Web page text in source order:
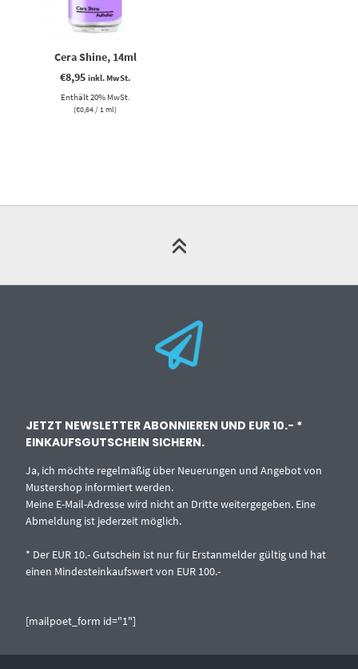
Cera Shine, 14ml
€8,95 inkl. MwSt.
Enthält 20% MwSt.
(€0,64/ 1 ml)
JETZT NEWSLETTER ABONNIEREN UND EUR 10.- *
EINKAUFSGUTSCHEIN SICHERN.
Ja, ich möchte regelmäßig über Neuerungen und Angebot von
Mustershop informiert werden.
Meine E-Mail-Adresse wird nicht an Dritte weitergegeben. Eine
Abmeldung ist jederzeit möglich.
* Der EUR 10.- Gutschein ist nur für Erstanmelder gültig und hat
einen Mindesteinkaufswert von EUR 100.-
[mailpoet_form id="1"]